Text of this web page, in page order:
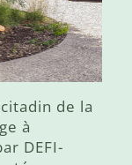
de la
à
DEFI-